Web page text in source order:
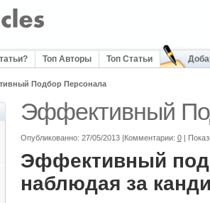
Топ Авторы Топ Статьи
Подбор Персонала
Эффективный
Опубликованно: 27/05/2013 |Комментарии: 0 |
Эффективный
наблюдая за